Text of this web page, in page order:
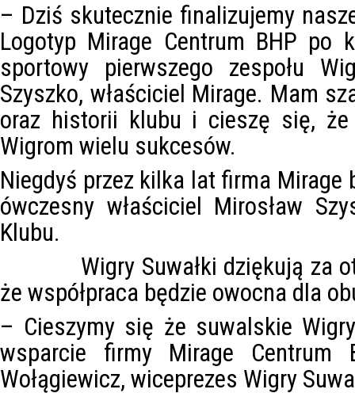
– Dziś skutecznie finalizujemy
Logotyp Mirage Centrum BHP
sportowy pierwszego zespołu
Szyszko, właściciel Mirage. Mam
oraz historii klubu i cieszę się,
Wigrom wielu sukcesów.
Niegdyś przez kilka lat firma Mirage
ówczesny właściciel Mirosław
Klubu.
Wigry Suwałki dziękują za
że współpraca będzie owocna dla
– Cieszymy się że suwalskie
wsparcie firmy Mirage Centrum
Wołągiewicz, wiceprezes Wigry